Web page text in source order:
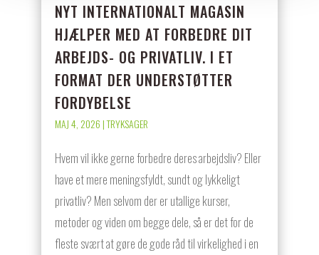
NYT INTERNATIONALT MAGASIN
HJÆLPER MED AT FORBEDRE DIT
ARBEJDS- OG PRIVATLIV. I ET
FORMAT DER UNDERSTØTTER
FORDYBELSE
MAJ 4, 2026|TRYKSAGER
Hvem vil ikke gerne forbedre deres arbejdsliv? Eller
have et mere meningsfyldt, sundt og lykkeligt
privatliv? Men selvom der er utallige kurser,
metoder og viden om begge dele, så er det for de
fleste svært at gøre de gode råd til virkelighed i en